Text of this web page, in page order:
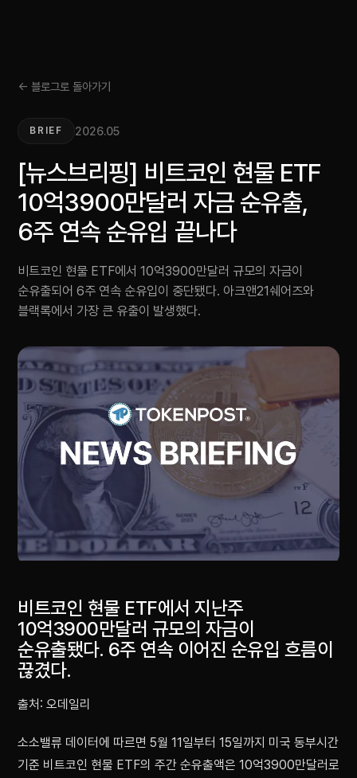
← 블로그로 돌아가기
BRIEF 2026.05
[뉴스브리핑] 비트코인 현물 ETF
10억3900만달러 자금 순유출,
6주 연속 순유입 끝나다
비트코인 현물 ETF에서 10억3900만달러 규모의 자금이
순유출되어 6주 연속 순유입이 중단됐다. 아크앤21쉐어즈와
블랙록에서 가장 큰 유출이 발생했다.
비트코인 현물 ETF에서 지난주
10억3900만달러 규모의 자금이
순유출됐다. 6주 연속 이어진 순유입 흐름이
끊겼다.
출처: 오데일리
소소밸류 데이터에 따르면 5월 11일부터 15일까지 미국 동부시간
기준 비트코인 현물 ETF의 주간 순유출액은 10억3900만달러로